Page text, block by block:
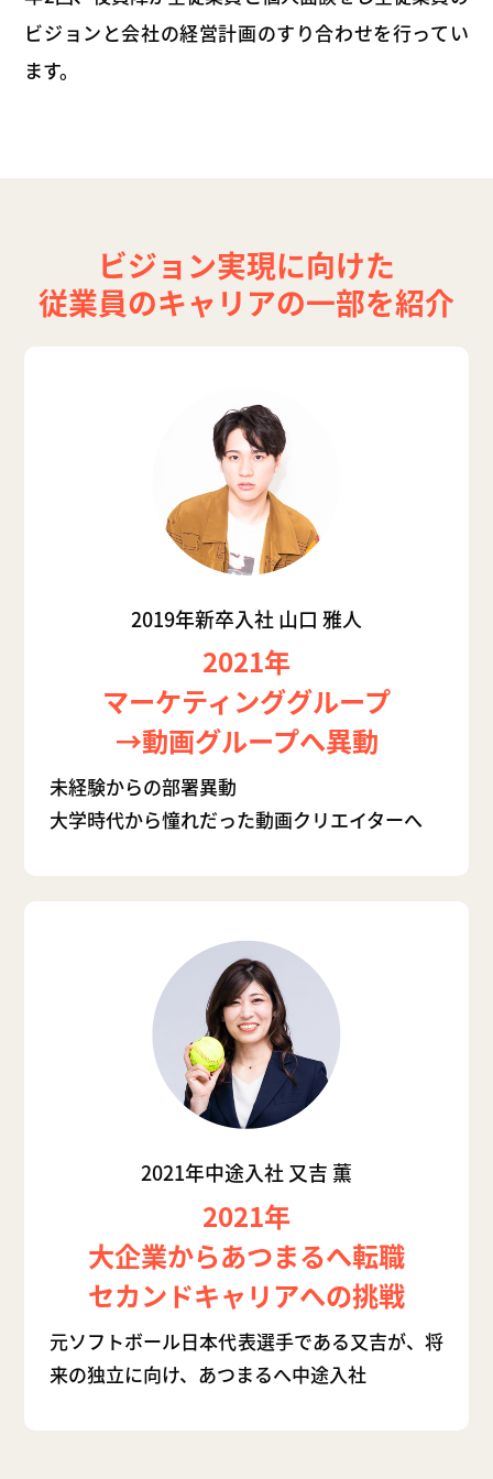
ビジョンと会社の経営計画のすり合わせを行ってい
ます。
ビジョン実現に向けた
従業員のキャリアの一部を紹介
2019年新卒入社 山口 雅人
2021年
マーケティンググループ
→動画グループへ異動
未経験からの部署異動
大学時代から憧れだった動画クリエイターへ
2021年中途入社 又吉 薫
2021年
大企業からあつまるへ転職
セカンドキャリアへの挑戦
元ソフトボール日本代表選手である又吉が、将
来の独立に向け、あつまるへ中途入社